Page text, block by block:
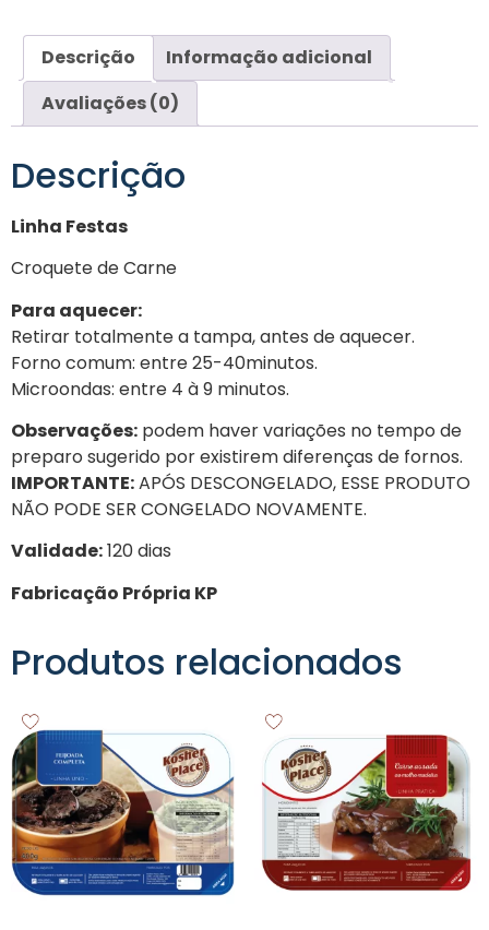
Descrição
Informação adicional
Avaliações (0)
Descrição
Linha Festas
Croquete de Carne
Para aquecer:
Retirar totalmente a tampa, antes de aquecer.
Forno comum: entre 25-40minutos.
Microondas: entre 4 à 9 minutos.
Observações: podem haver variações no tempo de
preparo sugerido por existirem diferenças de fornos.
IMPORTANTE:APÓS DESCONGELADO, ESSE PRODUTO
NÃO PODE SER CONGELADO NOVAMENTE.
Validade:120 dias
Fabricação Própria KP
Produtos relacionados